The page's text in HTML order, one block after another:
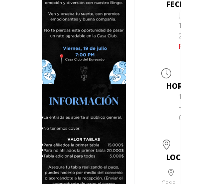
FECHA
Jul
19
2024
Finalizdo!
HORA
19:00
-
00:00
LOCALIZACIÓN